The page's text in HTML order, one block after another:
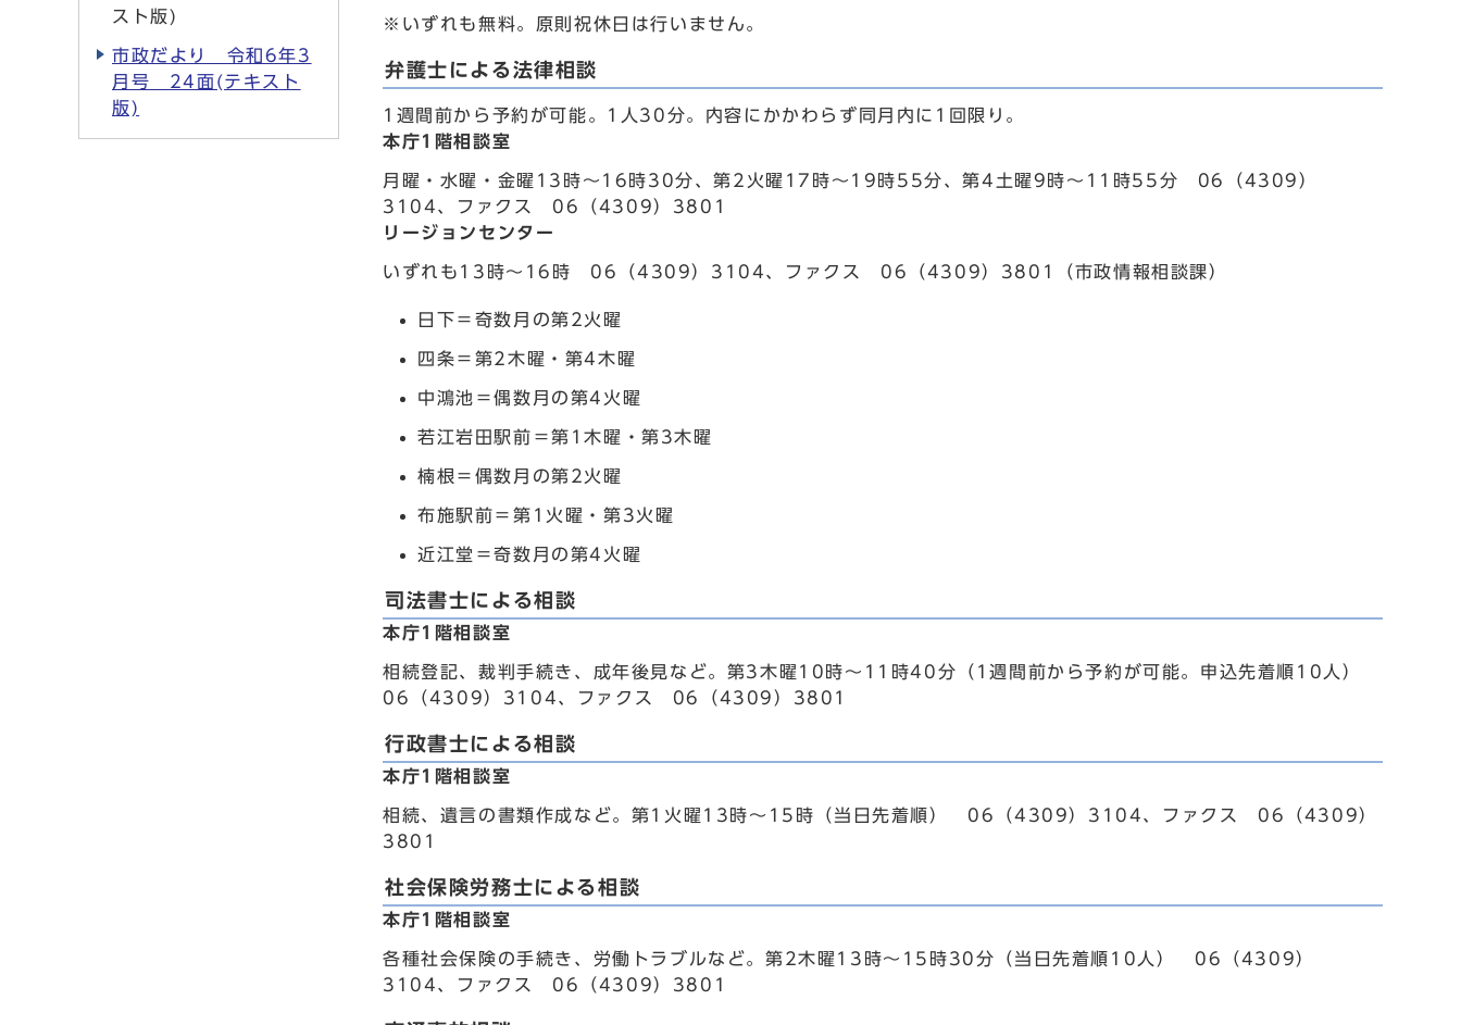
※いずれも無料。原則祝休日は行いません。
弁護士による法律相談
1週間前から予約が可能。1人30分。内容にかかわらず同月内に1回限り。
本庁1階相談室
月曜・水曜・金曜13時～16時30分、第2火曜17時～19時55分、第4土曜9時～11時55分 06（4309）
3104、ファクス 06（4309）3801
リージョンセンター
いずれも13時～16時 06（4309）3104、ファクス 06（4309）3801（市政情報相談課）
日下＝奇数月の第2火曜
四条＝第2木曜・第4木曜
中鴻池＝偶数月の第4火曜
若江岩田駅前＝第1木曜・第3木曜
楠根＝偶数月の第2火曜
布施駅前＝第1火曜・第3火曜
近江堂＝奇数月の第4火曜
司法書士による相談
本庁1階相談室
相続登記、裁判手続き、成年後見など。第3木曜10時～11時40分（1週間前から予約が可能。申込先着順10人）
06（4309）3104、ファクス 06（4309）3801
行政書士による相談
本庁1階相談室
相続、遺言の書類作成など。第1火曜13時～15時（当日先着順） 06（4309）3104、ファクス 06（4309）
3801
社会保険労務士による相談
本庁1階相談室
各種社会保険の手続き、労働トラブルなど。第2木曜13時～15時30分（当日先着順10人） 06（4309）
3104、ファクス 06（4309）3801
スト版)
市政だより 令和6年3
月号 24面(テキスト
版)